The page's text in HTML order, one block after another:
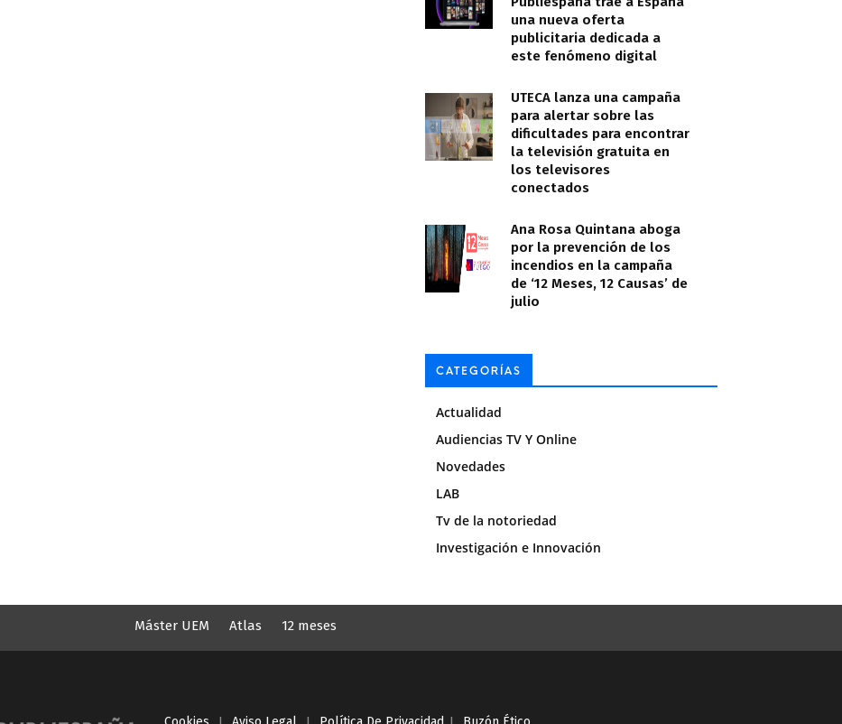
una nueva oferta
publicitaria dedicada a
este fenómeno digital
UTECA lanza una campaña
para alertar sobre las
dificultades para encontrar
la televisión gratuita en
los televisores
conectados
Ana Rosa Quintana aboga
por la prevención de los
incendios en la campaña
de ‘12 Meses, 12 Causas’ de
julio
CATEGORÍAS
Actualidad
Audiencias TV Y Online
Novedades
LAB
Tv de la notoriedad
Investigación e Innovación
Máster UEM Atlas 12 meses